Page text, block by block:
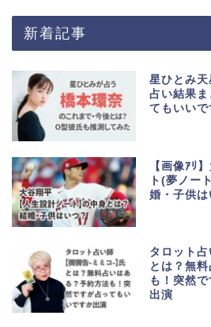
新着記事
星ひとみ
占い結果
てもいいで
【画像ｱﾘ
ト(夢ノー
婚・子供は
タロット占
とは？無
も！突然
出演